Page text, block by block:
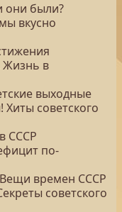
они были?
вкусно
Жизнь в
выходные
советского
СССР
по-
Вещи времен СССР
советского